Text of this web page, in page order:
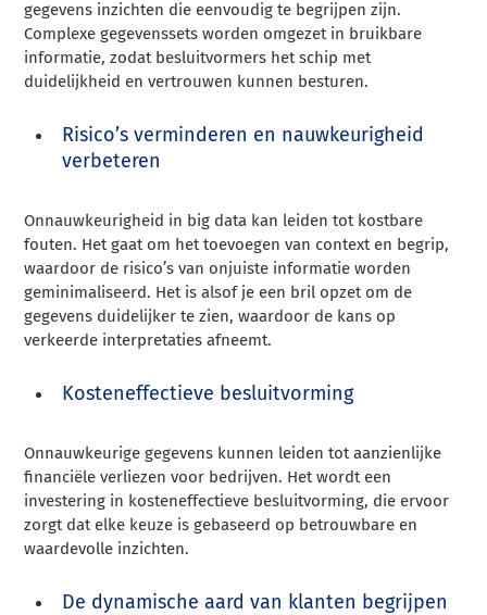
gegevens inzichten die eenvoudig te begrijpen zijn.
Complexe gegevenssets worden omgezet in bruikbare
informatie, zodat besluitvormers het schip met
duidelijkheid en vertrouwen kunnen besturen.
Risico’s verminderen en nauwkeurigheid
verbeteren
Onnauwkeurigheid in big data kan leiden tot kostbare
fouten. Het gaat om het toevoegen van context en begrip,
waardoor de risico’s van onjuiste informatie worden
geminimaliseerd. Het is alsof je een bril opzet om de
gegevens duidelijker te zien, waardoor de kans op
verkeerde interpretaties afneemt.
Kosteneffectieve besluitvorming
Onnauwkeurige gegevens kunnen leiden tot aanzienlijke
financiële verliezen voor bedrijven. Het wordt een
investering in kosteneffectieve besluitvorming, die ervoor
zorgt dat elke keuze is gebaseerd op betrouwbare en
waardevolle inzichten.
De dynamische aard van klanten begrijpen